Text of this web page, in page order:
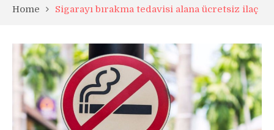
Home Sigarayı bırakma tedavisi alana ücretsiz ilaç